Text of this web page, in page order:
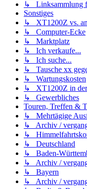
↳ Linksammlung
Sonstiges
↳ XT1200Z vs.
↳ Computer-Ecke
↳ Marktplatz
↳ Ich verkaufe...
↳ Ich suche...
↳ Tausche xx
↳ Wartungskosten
↳ XT1200Z in der
↳ Gewerbliches
Touren, Treffen &
↳ Mehrtägige
↳ Archiv /
↳
↳ Deutschland
↳ Baden-
↳ Archiv /
↳ Bayern
↳ Archiv /